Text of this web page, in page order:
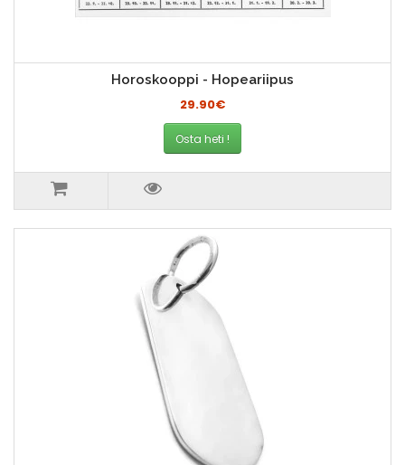
Horoskooppi - Hopeariipus
29.90€
Osta heti !